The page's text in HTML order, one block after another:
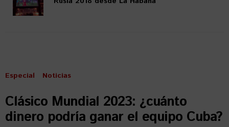
Especial Noticias
Clásico Mundial 2023: ¿cuánto
dinero podría ganar el equipo Cuba?